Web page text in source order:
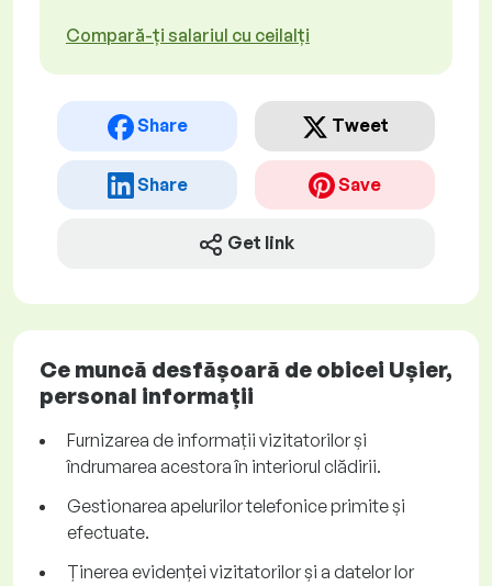
Compară-ți salariul cu ceilalți
Share Tweet
Share Save
Get link
Ce muncă desfășoară de obicei Ușier,
personal informații
Furnizarea de informații vizitatorilor și
îndrumarea acestora în interiorul clădirii.
Gestionarea apelurilor telefonice primite și
efectuate.
Ținerea evidenței vizitatorilor și a datelor lor